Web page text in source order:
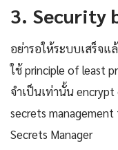
3. Security
อย่ารอให้ระบบเสร็จแ
ใช้ principle of least
จำเป็นเท่านั้น
secrets management
Secrets Manager